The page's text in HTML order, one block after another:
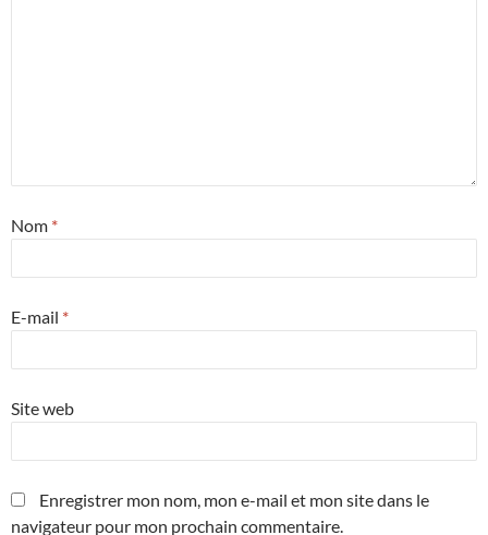
Nom *
E-mail *
Site web
Enregistrer mon nom, mon e-mail et mon site dans le
navigateur pour mon prochain commentaire.